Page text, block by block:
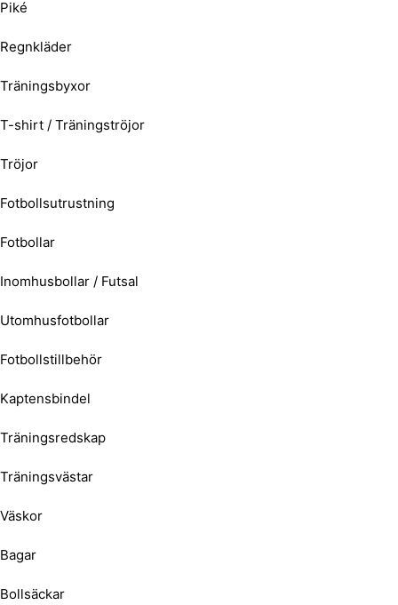
Piké
Regnkläder
Träningsbyxor
T-shirt / Träningströjor
Tröjor
Fotbollsutrustning
Fotbollar
Inomhusbollar / Futsal
Utomhusfotbollar
Fotbollstillbehör
Kaptensbindel
Träningsredskap
Träningsvästar
Väskor
Bagar
Bollsäckar